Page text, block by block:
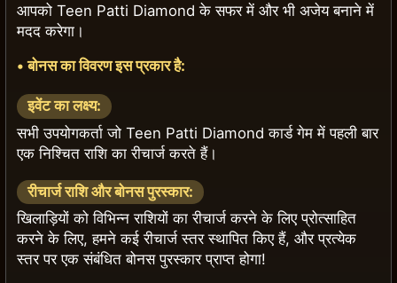
आपको Teen Patti Diamond के सफर में और भी अजेय बनाने में
मदद करेगा।
•बोनस का विवरण इस प्रकार है:
इवेंट का लक्ष्य:
सभी उपयोगकर्ता जो Teen Patti Diamond कार्ड गेम में पहली बार
एक निश्चित राशि का रीचार्ज करते हैं।
रीचार्ज राशि और बोनस पुरस्कार:
खिलाड़ियों को विभिन्न राशियों का रीचार्ज करने के लिए प्रोत्साहित
करने के लिए, हमने कई रीचार्ज स्तर स्थापित किए हैं, और प्रत्येक
स्तर पर एक संबंधित बोनस पुरस्कार प्राप्त होगा!